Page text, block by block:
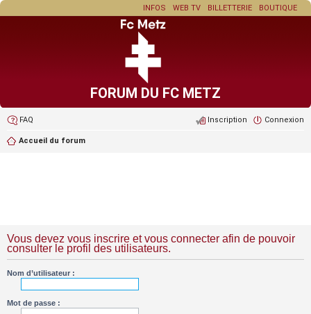
BOUTIQUE
BILLETTERIE
WEB TV
INFOS
FORUM DU FC METZ
FAQ Connexion
Inscription
Accueil du forum
Vous devez vous inscrire et vous connecter afin de pouvoir
consulter le profil des utilisateurs.
Nom d’utilisateur :
Mot de passe :